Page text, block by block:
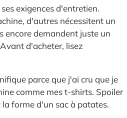
exigences d'entretien.
d'autres nécessitent un
encore demandent juste un
d'acheter, lisez
parce que j'ai cru que je
comme mes t-shirts. Spoiler
la forme d'un sac à patates.